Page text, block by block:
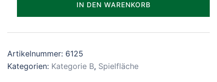
IN DEN WARENKORB
Artikelnummer: 6125
Kategorien: Kategorie B, Spielfläche